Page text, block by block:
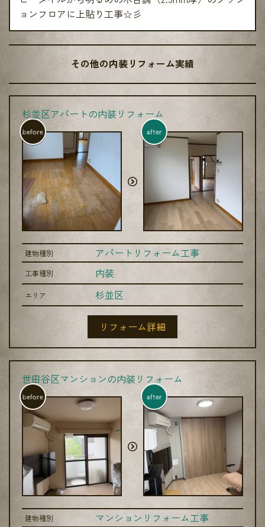
ョンフロアに上貼り工事☆彡
その他の内装リフォーム実績
杉並区アパートの内装リフォーム
before after
建物種別 アパートリフォーム工事
工事種別 内装
エリア 杉並区
リフォーム詳細
世田谷区マンションの内装リフォーム
before after
建物種別 マンションリフォーム工事